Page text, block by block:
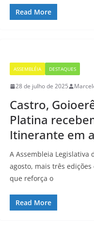
Read More
ASSEMBLÉIA DESTAQUES
28 de julho de 2025
Castro,
Platina
Itinerante em
A Assembleia Legislativa
agosto, mais três
que reforça o
Read More